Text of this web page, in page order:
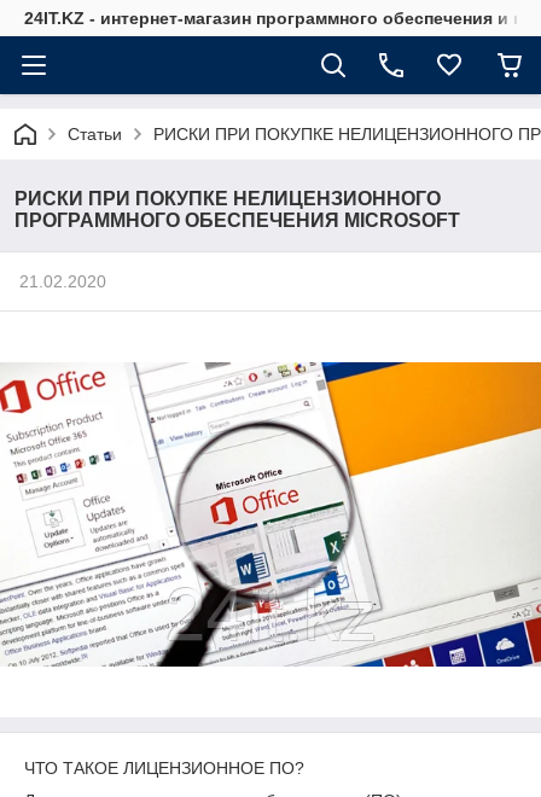
24IT.KZ - интернет-магазин программного обеспечения и
Статьи РИСКИ ПРИ ПОКУПКЕ НЕЛИЦЕНЗИОННОГО
РИСКИ ПРИ ПОКУПКЕ НЕЛИЦЕНЗИОННОГО
ПРОГРАММНОГО ОБЕСПЕЧЕНИЯ MICROSOFT
21.02.2020
ЧТО ТАКОЕ ЛИЦЕНЗИОННОЕ ПО?